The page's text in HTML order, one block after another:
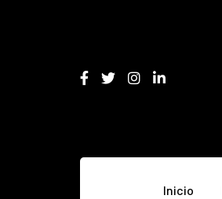
Inicio